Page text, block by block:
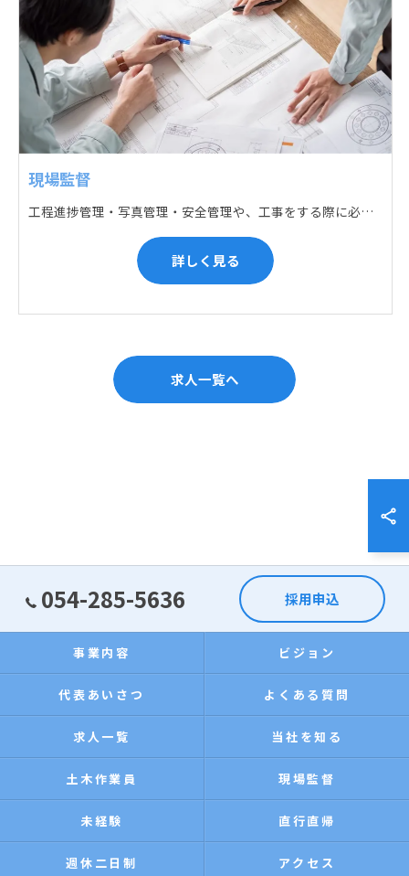
現場監督
工程進捗管理・写真管理・安全管理や、工事をする際に必要な各種書類作成・届出 (申請) などの現場管理業務をお任せします。遅れている箇所のサポートに入るなど、臨機応変な対応が必要になります。
詳しく見る
求人一覧へ
054-285-5636 採用申込
事業内容 ビジョン
代表あいさつ よくある質問
求人一覧 当社を知る
土木作業員 現場監督
未経験 直行直帰
週休二日制 アクセス